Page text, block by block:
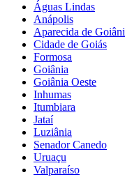
Águas Lindas
Anápolis
Aparecida de
Cidade de Goiás
Formosa
Goiânia
Goiânia Oeste
Inhumas
Itumbiara
Jataí
Luziânia
Senador Canedo
Uruaçu
Valparaíso